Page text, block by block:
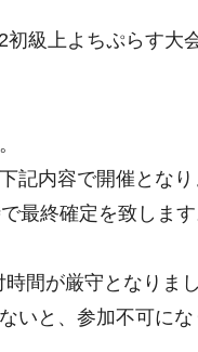
級上よちぷらす大
記内容で開催とな
最終確定を致しま
間が厳守となり
いと、参加不可に